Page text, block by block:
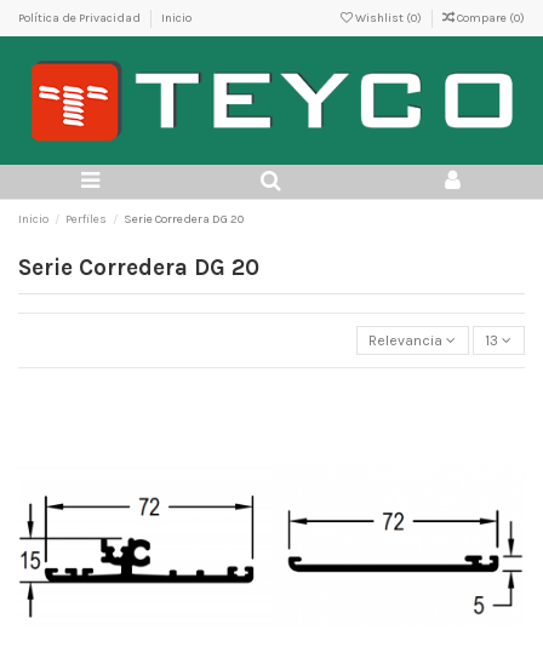
Política de Privacidad Inicio Wishlist (0) Compare (0)
Inicio Perfiles Serie Corredera DG 20
Serie Corredera DG 20
Relevancia 13